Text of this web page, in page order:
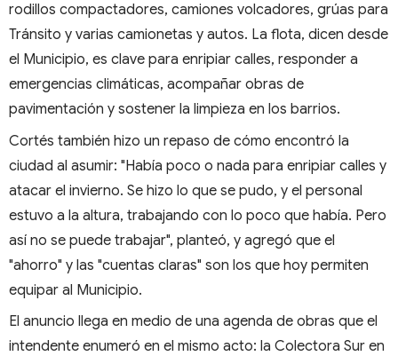
rodillos compactadores, camiones volcadores, grúas para
Tránsito y varias camionetas y autos. La flota, dicen desde
el Municipio, es clave para enripiar calles, responder a
emergencias climáticas, acompañar obras de
pavimentación y sostener la limpieza en los barrios.
Cortés también hizo un repaso de cómo encontró la
ciudad al asumir: "Había poco o nada para enripiar calles y
atacar el invierno. Se hizo lo que se pudo, y el personal
estuvo a la altura, trabajando con lo poco que había. Pero
así no se puede trabajar", planteó, y agregó que el
"ahorro" y las "cuentas claras" son los que hoy permiten
equipar al Municipio.
El anuncio llega en medio de una agenda de obras que el
intendente enumeró en el mismo acto: la Colectora Sur en